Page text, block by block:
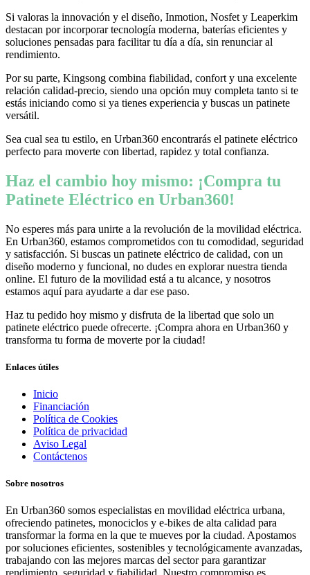
Si valoras la innovación y el diseño, Inmotion, Nosfet y Leaperkim
destacan por incorporar tecnología moderna, baterías eficientes y
soluciones pensadas para facilitar tu día a día, sin renunciar al
rendimiento.
Por su parte, Kingsong combina fiabilidad, confort y una excelente
relación calidad-precio, siendo una opción muy completa tanto si te
estás iniciando como si ya tienes experiencia y buscas un patinete
versátil.
Sea cual sea tu estilo, en Urban360 encontrarás el patinete eléctrico
perfecto para moverte con libertad, rapidez y total confianza.
Haz el cambio hoy mismo: ¡Compra tu
Patinete Eléctrico en Urban360!
No esperes más para unirte a la revolución de la movilidad eléctrica.
En Urban360, estamos comprometidos con tu comodidad, seguridad
y satisfacción. Si buscas un patinete eléctrico de calidad, con un
diseño moderno y funcional, no dudes en explorar nuestra tienda
online. El futuro de la movilidad está a tu alcance, y nosotros
estamos aquí para ayudarte a dar ese paso.
Haz tu pedido hoy mismo y disfruta de la libertad que solo un
patinete eléctrico puede ofrecerte. ¡Compra ahora en Urban360 y
transforma tu forma de moverte por la ciudad!
Enlaces útiles
Inicio
Financiación
Política de Cookies
Política de privacidad
Aviso Legal
Contáctenos
Sobre nosotros
En Urban360 somos especialistas en movilidad eléctrica urbana,
ofreciendo patinetes, monociclos y e-bikes de alta calidad para
transformar la forma en la que te mueves por la ciudad. Apostamos
por soluciones eficientes, sostenibles y tecnológicamente avanzadas,
trabajando con las mejores marcas del sector para garantizar